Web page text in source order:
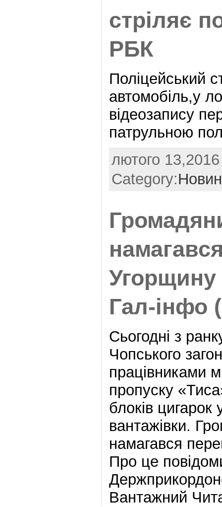
стріляє
РБК
Поліцейський
автомобіль,у
відеозапису
патрульною
лютого
Category:
Гал-інфо
Сьогодні з
Чопського
працівниками
пропуску
блоків цигарок
вантажівки.
намагався
Про це
Вантажний